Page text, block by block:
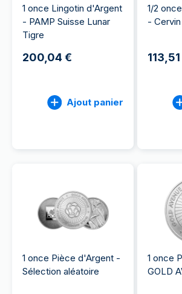
1 once Lingotin d'Argent
- PAMP Suisse Lunar
Tigre
200,04 €
Ajout panier
1/2
-
1 once Pièce d'Argent -
Sélection aléatoire
1 once
GOLD